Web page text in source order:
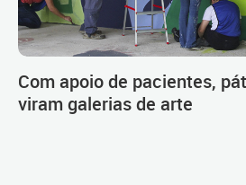
Com apoio de pacientes,
viram galerias de arte